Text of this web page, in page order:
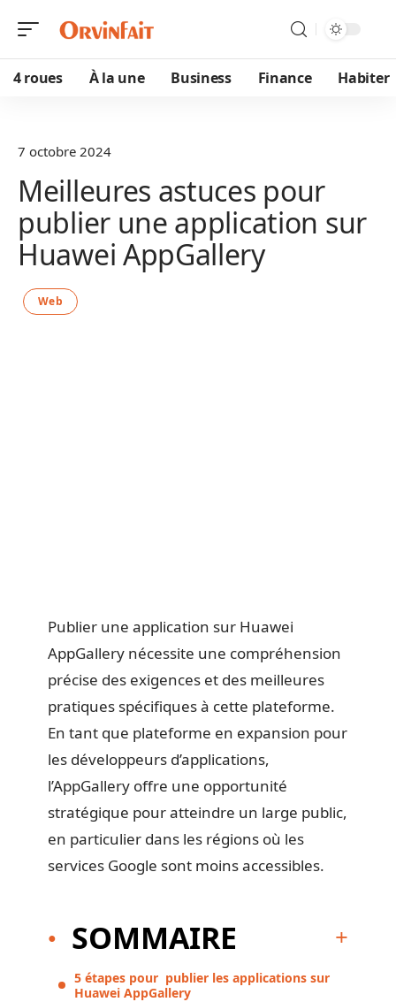
4 roues À la une Business Finance Habiter
7 octobre 2024
Meilleures astuces pour
publier une application sur
Huawei AppGallery
Web
Publier une application sur Huawei
AppGallery nécessite une compréhension
précise des exigences et des meilleures
pratiques spécifiques à cette plateforme.
En tant que plateforme en expansion pour
les développeurs d’applications,
l’AppGallery offre une opportunité
stratégique pour atteindre un large public,
en particulier dans les régions où les
services Google sont moins accessibles.
SOMMAIRE
5 étapes pour publier les applications sur
Huawei AppGallery